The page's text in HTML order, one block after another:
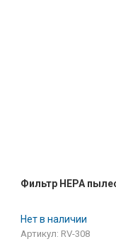
Фильтр HEPA
Нет в наличии
Артикул: RV-308